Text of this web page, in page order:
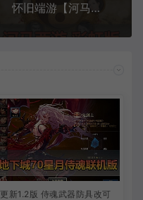
怀旧端游【河马西游】彩虹版大话单机版西游带假人免虚拟机一键解压运行GM后台权限
更新1.2版 侍魂武器防具改可